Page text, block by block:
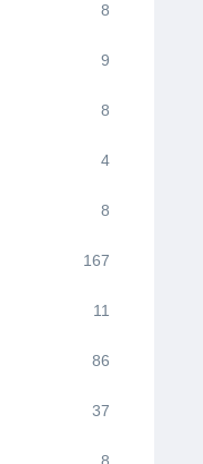
8
9
8
4
8
167
11
86
37